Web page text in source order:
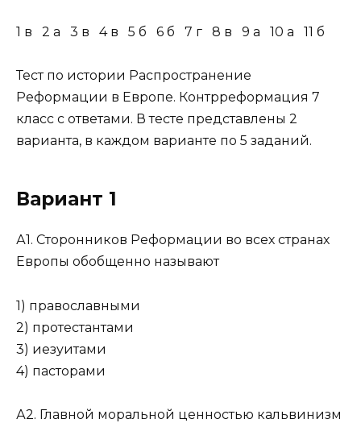
1 в 2 а 3 в 4 в 5 б 6 б 7 г 8 в 9 а 10 а 11 б
Тест по истории Распространение
Реформации в Европе. Контрреформация 7
класс с ответами. В тесте представлены 2
варианта, в каждом варианте по 5 заданий.
Вариант 1
А1. Сторонников Реформации во всех странах
Европы обобщенно называют
1) православными
2) протестантами
3) иезуитами
4) пасторами
А2. Главной моральной ценностью кальвинизм